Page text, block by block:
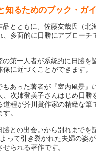
知るためのブック・ガ
とともに、佐藤友哉氏（北
、多面的に日勝にアプローチ
第一人者が系統的に日勝を
に近づくことができます。
あった著者が『室内風景』
、次姉登美子さんはじめ日
道程が芥川賞作家の精緻な筆
。
との出会いから別れまでを
って引き裂かれた夫婦の姿
られる著作です。